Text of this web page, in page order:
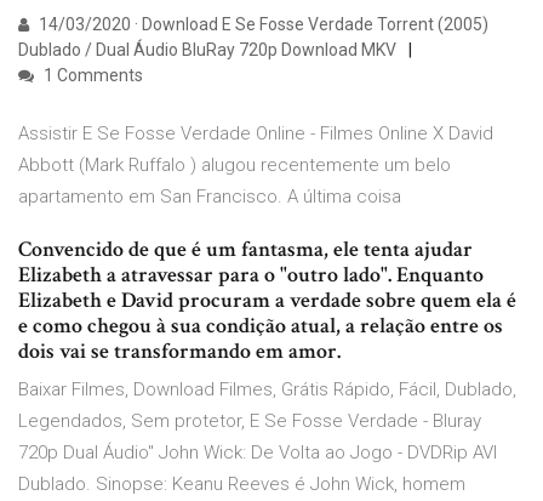
14/03/2020 · Download E Se Fosse Verdade Torrent (2005)
Dublado / Dual Áudio BluRay 720p Download MKV
1 Comments
Assistir E Se Fosse Verdade Online - Filmes Online X David
Abbott (Mark Ruffalo ) alugou recentemente um belo
apartamento em San Francisco. A última coisa
Convencido de que é um fantasma, ele tenta ajudar
Elizabeth a atravessar para o "outro lado". Enquanto
Elizabeth e David procuram a verdade sobre quem ela é
e como chegou à sua condição atual, a relação entre os
dois vai se transformando em amor.
Baixar Filmes, Download Filmes, Grátis Rápido, Fácil, Dublado,
Legendados, Sem protetor, E Se Fosse Verdade - Bluray
720p Dual Áudio" John Wick: De Volta ao Jogo - DVDRip AVI
Dublado. Sinopse: Keanu Reeves é John Wick, homem